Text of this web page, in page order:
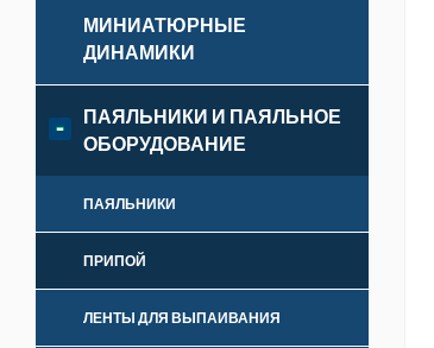
МИНИАТЮРНЫЕ
ДИНАМИКИ
ПАЯЛЬНИКИ И ПАЯЛЬНОЕ
ОБОРУДОВАНИЕ
ПАЯЛЬНИКИ
ПРИПОЙ
ЛЕНТЫ ДЛЯ ВЫПАИВАНИЯ